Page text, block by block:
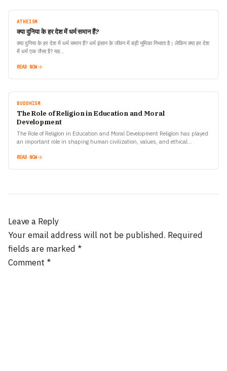
ATHEISM
क्या दुनिया के हर देश में धर्म समान हैं?
क्या दुनिया के हर देश में धर्म समान हैं? धर्म इंसान के जीवन में बड़ी भूमिका निभाता है। लेकिन क्या हर देश
में धर्म एक जैसा है? यह…
READ NOW
BUDDHISM
The Role of Religion in Education and Moral
Development
The Role of Religion in Education and Moral Development Religion has played
an important role in shaping human civilization, values, and ethical
READ NOW
Leave a Reply
Your email address will not be published. Required
fields are marked *
Comment *